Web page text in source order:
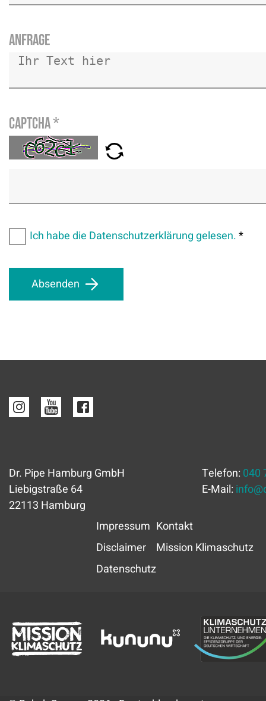
Anfrage
Captcha*
Ich habe die Datenschutzerklärung gelesen.*
Absenden
Dr. Pipe Hamburg GmbH
Liebigstraße 64
22113 Hamburg
Telefon: 040
E-Mail: info@
Impressum
Disclaimer
Datenschutz
Kontakt
Mission Klimaschutz